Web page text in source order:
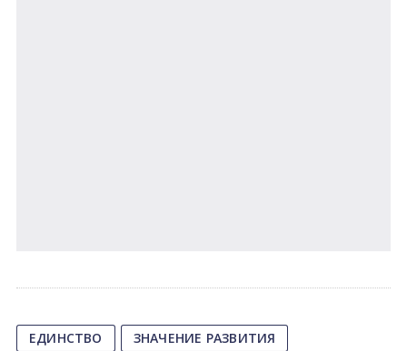
ЕДИНСТВО
ЗНАЧЕНИЕ РАЗВИТИЯ